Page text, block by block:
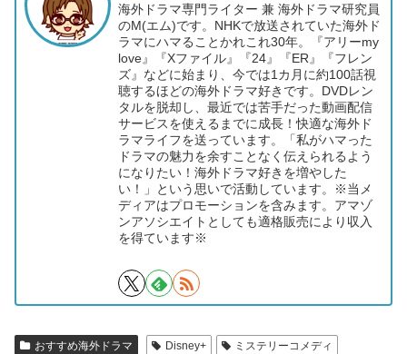
海外ドラマ専門ライター 兼 海外ドラマ研究員
のM(エム)です。NHKで放送されていた海外ド
ラマにハマることかれこれ30年。『アリーmy
love』『Xファイル』『24』『ER』『フレン
ズ』などに始まり、今では1カ月に約100話視
聴するほどの海外ドラマ好きです。DVDレン
タルを脱却し、最近では苦手だった動画配信
サービスを使えるまでに成長！快適な海外ド
ラマライフを送っています。「私がハマった
ドラマの魅力を余すことなく伝えられるよう
になりたい！海外ドラマ好きを増やした
い！」という思いで活動しています。※当メ
ディアはプロモーションを含みます。アマゾ
ンアソシエイトとしても適格販売により収入
を得ています※
おすすめ海外ドラマ Disney+
ミステリーコメディ